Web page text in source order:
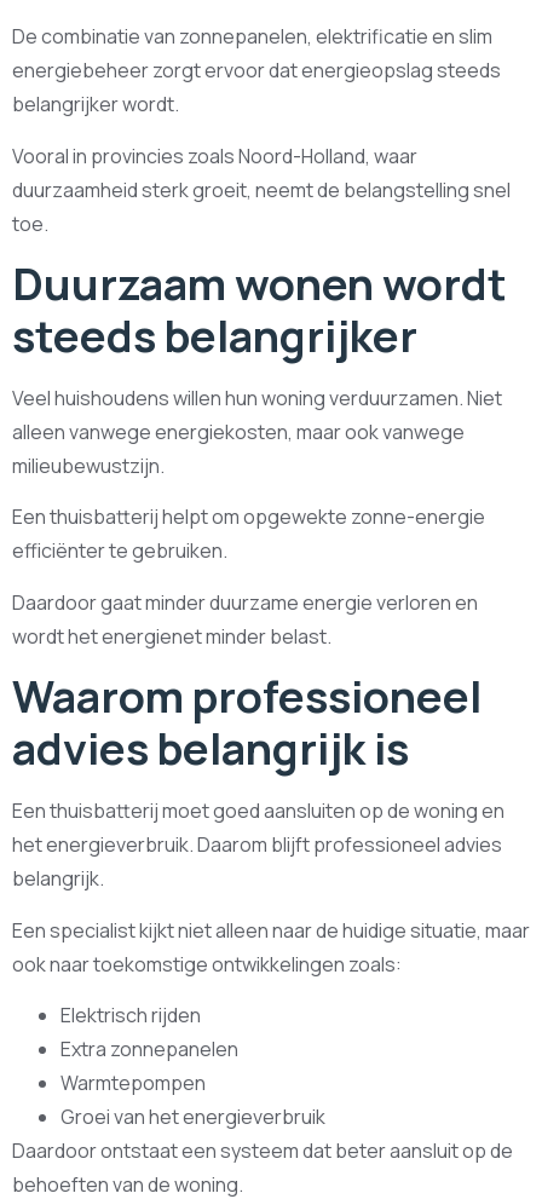
De combinatie van zonnepanelen, elektrificatie en slim
energiebeheer zorgt ervoor dat energieopslag steeds
belangrijker wordt.
Vooral in provincies zoals Noord-Holland, waar
duurzaamheid sterk groeit, neemt de belangstelling snel
toe.
Duurzaam wonen wordt
steeds belangrijker
Veel huishoudens willen hun woning verduurzamen. Niet
alleen vanwege energiekosten, maar ook vanwege
milieubewustzijn.
Een thuisbatterij helpt om opgewekte zonne-energie
efficiënter te gebruiken.
Daardoor gaat minder duurzame energie verloren en
wordt het energienet minder belast.
Waarom professioneel
advies belangrijk is
Een thuisbatterij moet goed aansluiten op de woning en
het energieverbruik. Daarom blijft professioneel advies
belangrijk.
Een specialist kijkt niet alleen naar de huidige situatie, maar
ook naar toekomstige ontwikkelingen zoals:
Elektrisch rijden
Extra zonnepanelen
Warmtepompen
Groei van het energieverbruik
Daardoor ontstaat een systeem dat beter aansluit op de
behoeften van de woning.